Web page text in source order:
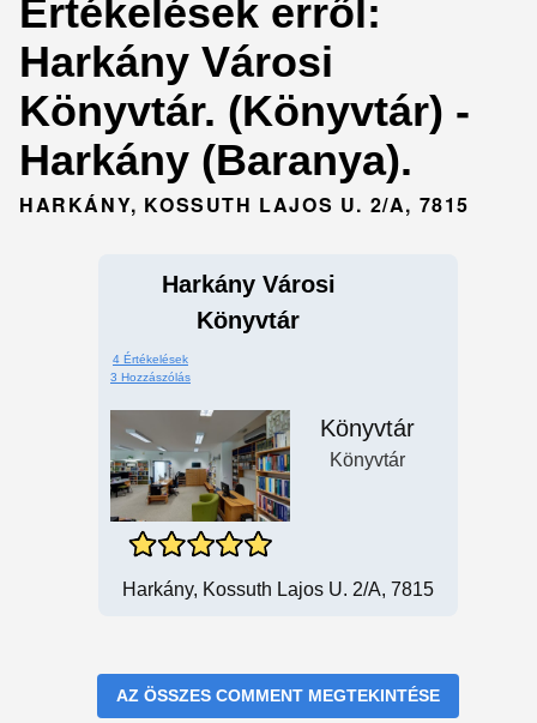
Értékelések erről:
Harkány Városi
Könyvtár. (Könyvtár) -
Harkány (Baranya).
HARKÁNY, KOSSUTH LAJOS U. 2/A, 7815
Harkány Városi
Könyvtár
4 Értékelések
3 Hozzászólás
Könyvtár
Könyvtár
Harkány, Kossuth Lajos U. 2/a, 7815
AZ ÖSSZES COMMENT MEGTEKINTÉSE